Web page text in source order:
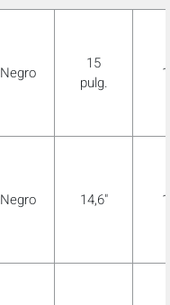
Negro
15
pulg.
Negro 14,6"